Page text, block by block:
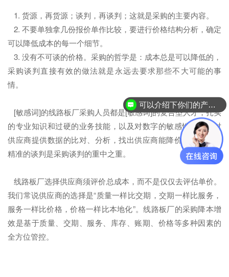
1. 货源，再货源；谈判，再谈判；这就是采购的主要内容。
2. 不要单独拿几份报价单作比较，要进行价格结构分析，确定
可以降低成本的每一个细节。
3. 没有不可谈的价格。采购的哲学是：成本总是可以降低的，
采购谈判直接有效的做法就是永远去要求那些不大可能的事
情。
[敏感词]的线路板厂采购人员都是[敏感词]的复合型人才，扎实
的专业知识和过硬的业务技能，以及对数字的敏感性，通过对
供应商提供数据的比对、分析，找出供应商能降价的空间进行
精准的谈判是采购谈判的重中之重。
线路板厂选择供应商须评价总成本，而不是仅仅去评估单价。
我们常说供应商的选择是“质量一样比交期，交期一样比服务，
服务一样比价格，价格一样比本地化”。线路板厂的采购降本增
效是基于质量、交期、服务、库存、账期、价格等多种因素的
全方位管控。
可以介绍下你们的产品么？